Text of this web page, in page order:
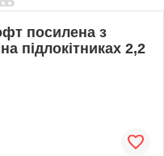
посилена з
підлокітниках 2,2